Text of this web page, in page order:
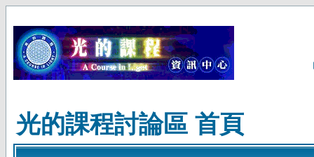
光的課程討論區 首頁